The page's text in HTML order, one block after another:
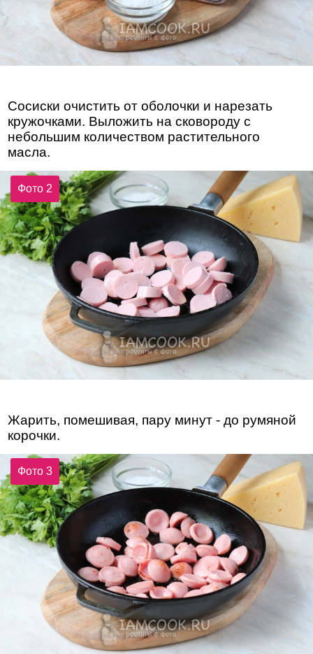
Сосиски очистить от оболочки и нарезать
кружочками. Выложить на сковороду с
небольшим количеством растительного
масла.
Фото 2
Жарить, помешивая, пару минут - до румяной
корочки.
Фото 3